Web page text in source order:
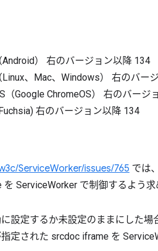
） 右のバージョン以降 134
、Mac、Windows） 右のバー
（Google ChromeOS） 右のバージ
右のバージョン以降 134
ServiceWorker/issues/765 では
ServiceWorker で制御するよう求
設定するか未設定のままにした
定された srcdoc iframe を